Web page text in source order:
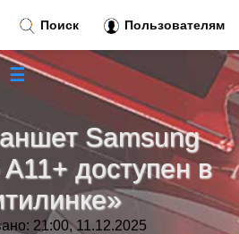
Samsung
доступен в
21:00, 11.12.2025
Поиск Пользователям
☰